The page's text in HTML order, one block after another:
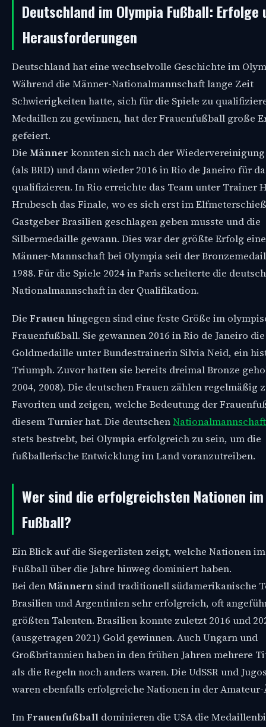
Deutschland im Olympia Fußball: Erfolge
Herausforderungen
Deutschland hat eine wechselvolle Geschichte im
Während die Männer-Nationalmannschaft lange Zeit
Schwierigkeiten hatte, sich für die Spiele zu
Medaillen zu gewinnen, hat der Frauenfußball große
gefeiert.
Die Männer konnten sich nach der Wiedervereinigung
(als BRD) und dann wieder 2016 in Rio de Janeiro für
qualifizieren. In Rio erreichte das Team unter Trainer
Hrubesch das Finale, wo es sich erst im
Gastgeber Brasilien geschlagen geben musste und die
Silbermedaille gewann. Dies war der größte Erfolg
Männer-Mannschaft bei Olympia seit der
1988. Für die Spiele 2024 in Paris scheiterte die
Nationalmannschaft in der Qualifikation.
Die Frauenhingegen sind eine feste Größe im
Frauenfußball. Sie gewannen 2016 in Rio de Janeiro die
Goldmedaille unter Bundestrainerin Silvia Neid, ein
Triumph. Zuvor hatten sie bereits dreimal Bronze
2004, 2008). Die deutschen Frauen zählen regelmäßig
Favoriten und zeigen, welche Bedeutung der
diesem Turnier hat. Die deutschen
stets bestrebt, bei Olympia erfolgreich zu sein, um die
fußballerische Entwicklung im Land voranzutreiben.
Wer sind die erfolgreichsten Nationen
Fußball?
Ein Blick auf die Siegerlisten zeigt, welche Nationen
Fußball über die Jahre hinweg dominiert haben.
Bei denMännern sind traditionell südamerikanische
Brasilien und Argentinien sehr erfolgreich, oft
größten Talenten. Brasilien konnte zuletzt 2016 und
(ausgetragen 2021) Gold gewinnen. Auch Ungarn und
Großbritannien haben in den frühen Jahren mehrere
als die Regeln noch anders waren. Die UdSSR und
waren ebenfalls erfolgreiche Nationen in der Amateur-
ImFrauenfußball dominieren die USA die